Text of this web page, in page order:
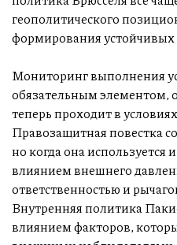
геополитического
формирования устойчивых
Мониторинг выполнения
обязательным элементом,
теперь проходит в
Правозащитная повестка
но когда она используется
влиянием внешнего
ответственностью и
Внутренняя политика
влиянием факторов,